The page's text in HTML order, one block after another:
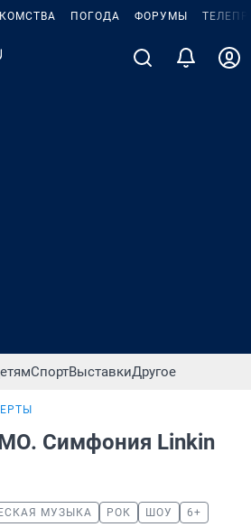
ПОГОДА ФОРУМЫ
СпортВыставкиДругое
Симфония Linkin
МУЗЫКА РОК ШОУ 6+